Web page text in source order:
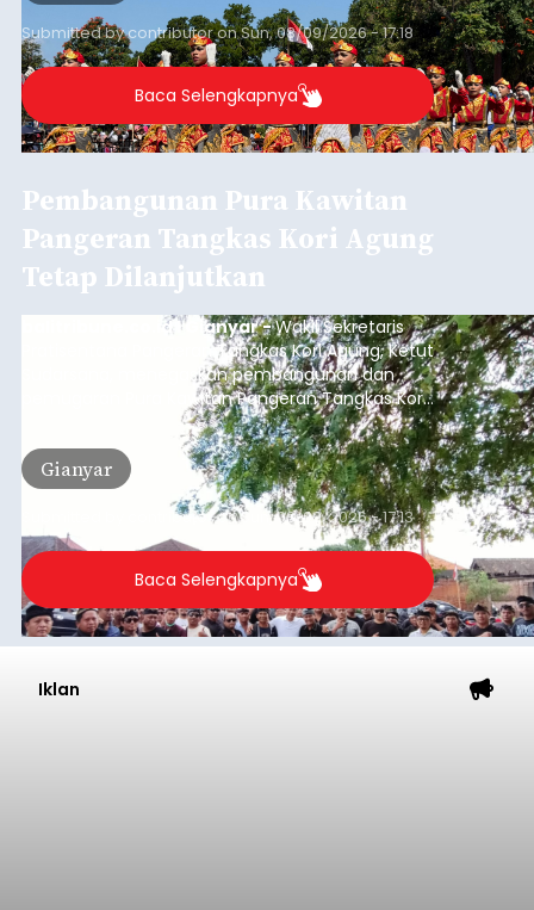
Submitted bycontributoronSun, 08/09/2026 - 17:18
Baca Selengkapnya
Pembangunan Pura Kawitan
Pangeran Tangkas Kori Agung
Tetap Dilanjutkan
balitribune.co.id I Gianyar -Wakil Sekretaris
Pratisentana Pangeran Tangkas Kori Agung, Ketut
Sudarsana, menegaskan pembangunan dan
pemugaran Pura Kawitan Pangeran Tangkas Kori
Agung tetap dilanjutkan.
Gianyar
contributoronSun, 08/09/2026 - 17:13
Baca Selengkapnya
Iklan